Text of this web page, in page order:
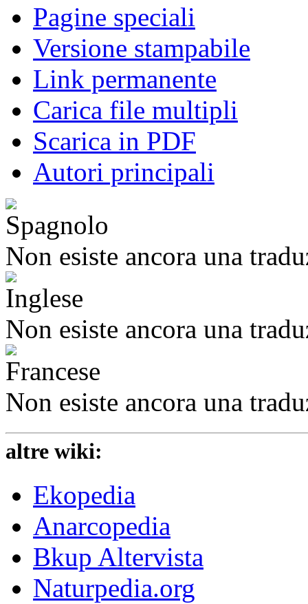
Pagine speciali
Versione stampabile
Link permanente
Carica file multipli
Scarica in PDF
Autori principali
Non esiste ancora una
Non esiste ancora una
Non esiste ancora una
altre wiki:
Ekopedia
Anarcopedia
Bkup Altervista
Naturpedia.org